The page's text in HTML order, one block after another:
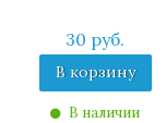
30 руб.
В корзину
В наличии